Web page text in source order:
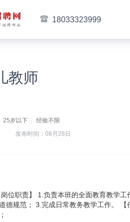
18033323999
教师
25岁以下
经验不限
发布时间：08月28日
位职责】 1.负责本班的全面教育教学
德规范； 3.完成日常教务教学工作。